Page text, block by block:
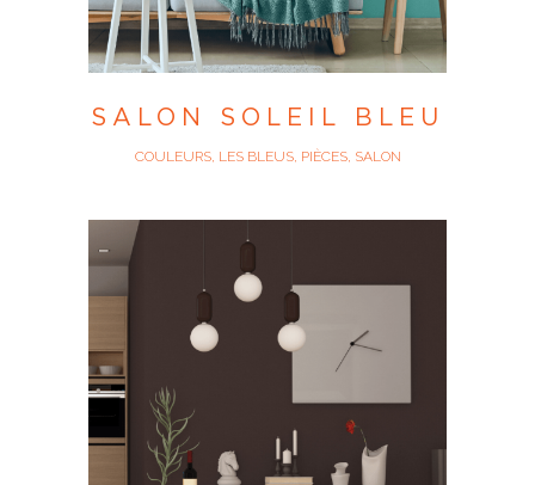
SALON SOLEIL BLEU
COULEURS, LES BLEUS, PIÈCES, SALON